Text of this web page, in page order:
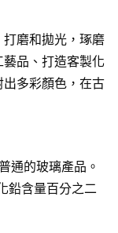
磨和拋光，琢磨
品、打造客製化
多彩顏色，在古
通的玻璃產品。
鉛含量百分之二